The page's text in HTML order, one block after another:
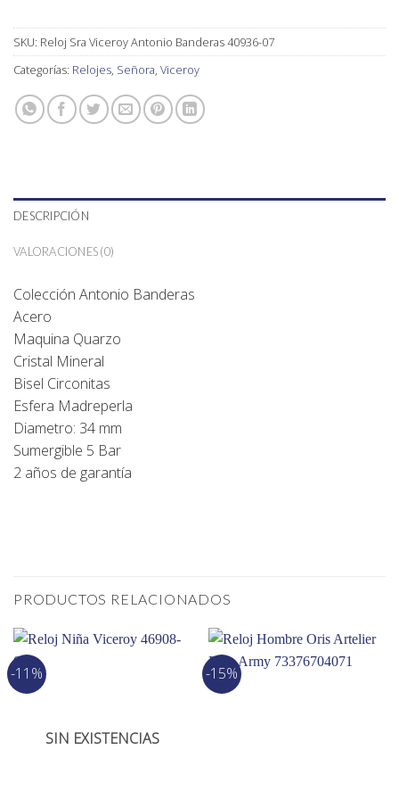
SKU: Reloj Sra Viceroy Antonio Banderas 40936-07
Categorías: Relojes, Señora, Viceroy
DESCRIPCIÓN
VALORACIONES (0)
Colección Antonio Banderas
Acero
Maquina Quarzo
Cristal Mineral
Bisel Circonitas
Esfera Madreperla
Diametro: 34 mm
Sumergible 5 Bar
2 años de garantía
PRODUCTOS RELACIONADOS
-11%
SIN EXISTENCIAS
-15%